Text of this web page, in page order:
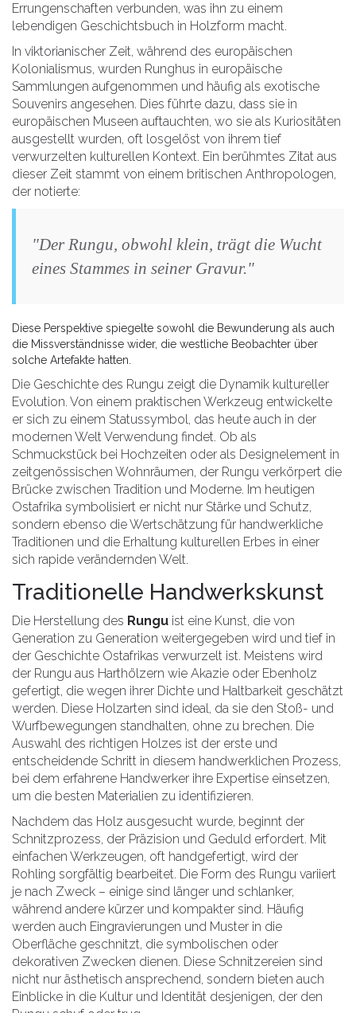
Errungenschaften verbunden, was ihn zu einem
lebendigen Geschichtsbuch in Holzform macht.
In viktorianischer Zeit, während des europäischen
Kolonialismus, wurden Runghus in europäische
Sammlungen aufgenommen und häufig als exotische
Souvenirs angesehen. Dies führte dazu, dass sie in
europäischen Museen auftauchten, wo sie als Kuriositäten
ausgestellt wurden, oft losgelöst von ihrem tief
verwurzelten kulturellen Kontext. Ein berühmtes Zitat aus
dieser Zeit stammt von einem britischen Anthropologen,
der notierte:
"Der Rungu, obwohl klein, trägt die Wucht
eines Stammes in seiner Gravur."
Diese Perspektive spiegelte sowohl die Bewunderung als auch
die Missverständnisse wider, die westliche Beobachter über
solche Artefakte hatten.
Die Geschichte des Rungu zeigt die Dynamik kultureller
Evolution. Von einem praktischen Werkzeug entwickelte
er sich zu einem Statussymbol, das heute auch in der
modernen Welt Verwendung findet. Ob als
Schmuckstück bei Hochzeiten oder als Designelement in
zeitgenössischen Wohnräumen, der Rungu verkörpert die
Brücke zwischen Tradition und Moderne. Im heutigen
Ostafrika symbolisiert er nicht nur Stärke und Schutz,
sondern ebenso die Wertschätzung für handwerkliche
Traditionen und die Erhaltung kulturellen Erbes in einer
sich rapide verändernden Welt.
Traditionelle Handwerkskunst
Die Herstellung des Rungu ist eine Kunst, die von
Generation zu Generation weitergegeben wird und tief in
der Geschichte Ostafrikas verwurzelt ist. Meistens wird
der Rungu aus Harthölzern wie Akazie oder Ebenholz
gefertigt, die wegen ihrer Dichte und Haltbarkeit geschätzt
werden. Diese Holzarten sind ideal, da sie den Stoß- und
Wurfbewegungen standhalten, ohne zu brechen. Die
Auswahl des richtigen Holzes ist der erste und
entscheidende Schritt in diesem handwerklichen Prozess,
bei dem erfahrene Handwerker ihre Expertise einsetzen,
um die besten Materialien zu identifizieren.
Nachdem das Holz ausgesucht wurde, beginnt der
Schnitzprozess, der Präzision und Geduld erfordert. Mit
einfachen Werkzeugen, oft handgefertigt, wird der
Rohling sorgfältig bearbeitet. Die Form des Rungu variiert
je nach Zweck – einige sind länger und schlanker,
während andere kürzer und kompakter sind. Häufig
werden auch Eingravierungen und Muster in die
Oberfläche geschnitzt, die symbolischen oder
dekorativen Zwecken dienen. Diese Schnitzereien sind
nicht nur ästhetisch ansprechend, sondern bieten auch
Einblicke in die Kultur und Identität desjenigen, der den